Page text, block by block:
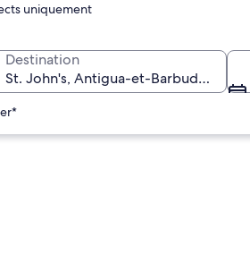
uniquement
Destination